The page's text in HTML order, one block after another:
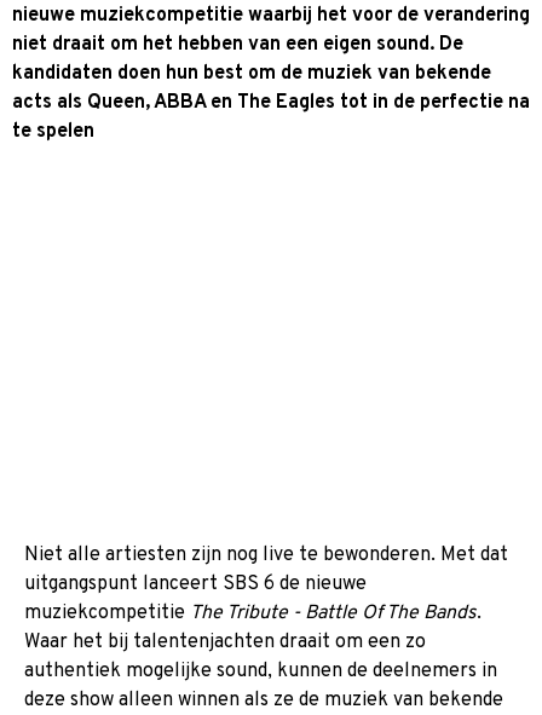
nieuwe muziekcompetitie waarbij het voor de verandering
niet draait om het hebben van een eigen sound. De
kandidaten doen hun best om de muziek van bekende
acts als Queen, ABBA en The Eagles tot in de perfectie na
te spelen
Niet alle artiesten zijn nog live te bewonderen. Met dat
uitgangspunt lanceert SBS 6 de nieuwe
muziekcompetitie The Tribute - Battle Of The Bands.
Waar het bij talentenjachten draait om een zo
authentiek mogelijke sound, kunnen de deelnemers in
deze show alleen winnen als ze de muziek van bekende